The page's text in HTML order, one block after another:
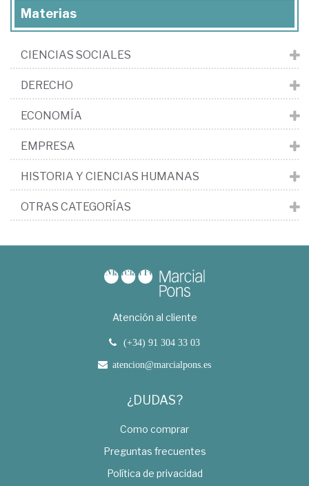
Materias
CIENCIAS SOCIALES
DERECHO
ECONOMÍA
EMPRESA
HISTORIA Y CIENCIAS HUMANAS
OTRAS CATEGORÍAS
Atención al cliente
(+34) 91 304 33 03
atencion@marcialpons.es
¿DUDAS?
Como comprar
Preguntas frecuentes
Política de privacidad